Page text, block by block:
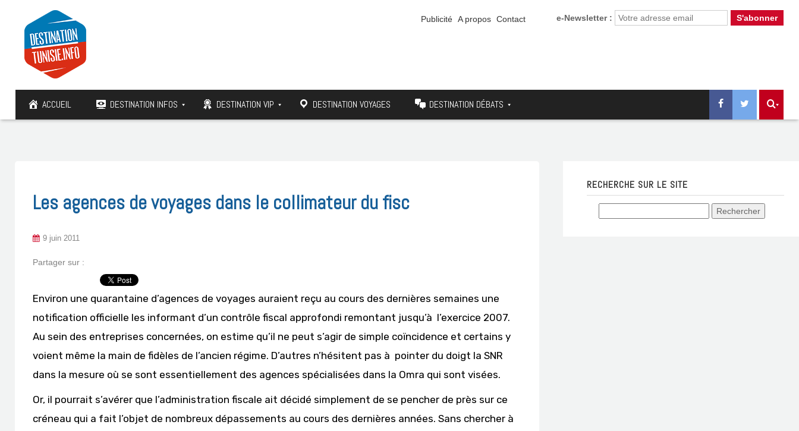
e-Newsletter :
Publicité A propos Contact
ACCUEIL DESTINATION INFOS DESTINATION VIP DESTINATION VOYAGES DESTINATION DÉBATS
Les agences de voyages dans le collimateur du fisc
9 juin 2011
Partager sur :
Environ une quarantaine d’agences de voyages auraient reçu au cours des dernières semaines une
notification officielle les informant d’un contrôle fiscal approfondi remontant jusqu’à l’exercice 2007.
Au sein des entreprises concernées, on estime qu’il ne peut s’agir de simple coïncidence et certains y
voient même la main de fidèles de l’ancien régime. D’autres n’hésitent pas à pointer du doigt la SNR
dans la mesure où se sont essentiellement des agences spécialisées dans la Omra qui sont visées.
Or, il pourrait s’avérer que l’administration fiscale ait décidé simplement de se pencher de près sur ce
créneau qui a fait l’objet de nombreux dépassements au cours des dernières années. Sans chercher à
RECHERCHE SUR LE SITE